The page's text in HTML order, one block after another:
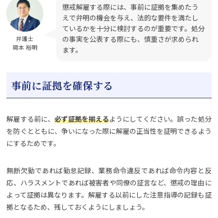
弁護士
岡本 裕明
懲戒解雇する際には、事前に証拠を集めたう
えで弁明の機会を与え、法的な要件を満たし
ているかを十分に検討するのが重要です。処分
の事実を公表する際にも、慎重さが求められ
ます。
事前に証拠を確保する
解雇する前に、 必ず証拠を揃えるようにしてください。誤った処分
を防ぐとともに、争いになった際に解雇の正当性を証明できるよう
にするためです。
無断欠勤であれば勤怠記録、業務命令違反であれば命令内容と反
応、ハラスメントであれば被害者や同僚の証言など、懲戒の理由に
よって証拠は異なります。解雇する以前にした注意指導の記録も証
拠となるため、残しておくようにしましょう。